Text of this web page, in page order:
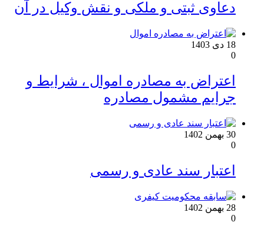
دعاوی ثبتی و ملکی و نقش وکیل در آن
18 دی 1403
0
اعتراض به مصادره اموال ، شرایط و
جرایم مشمول مصادره
30 بهمن 1402
0
اعتبار سند عادی و رسمی
28 بهمن 1402
0